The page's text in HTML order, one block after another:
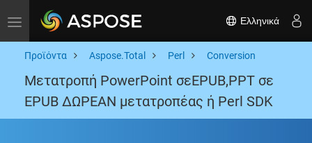
Toggle navigation Ελληνικά
Προϊόντα Aspose.Total Perl Conversion
Μετατροπή PowerPoint σεEPUB,PPT σε
EPUB ΔΩΡΕΑΝ μετατροπέας ή Perl SDK